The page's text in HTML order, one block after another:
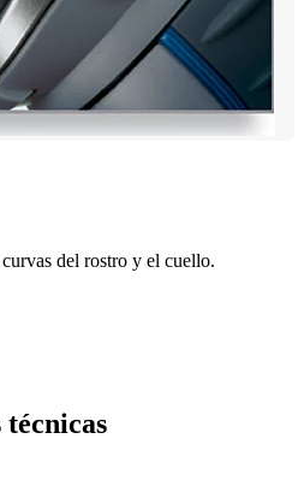
del rostro y el cuello.
técnicas